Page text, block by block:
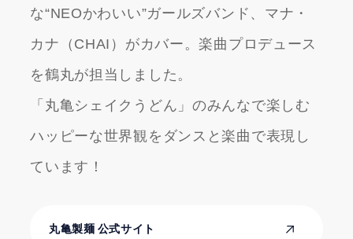
な“NEOかわいい”ガールズバンド、マナ・
カナ（CHAI）がカバー。楽曲プロデュース
を鶴丸が担当しました。
「丸亀シェイクうどん」のみんなで楽しむ
ハッピーな世界観をダンスと楽曲で表現し
ています！
丸亀製麺 公式サイト